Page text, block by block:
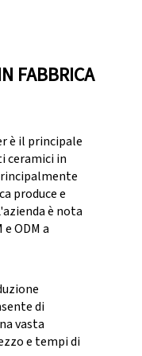
FABBRICA
è il principale
ceramici in
produce e
è nota
ODM a
di
vasta
e tempi di